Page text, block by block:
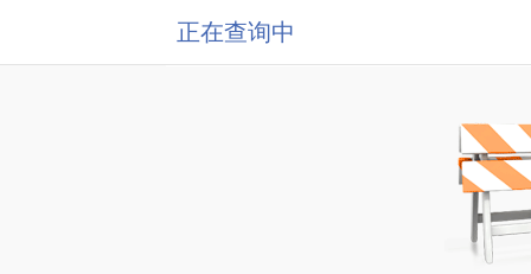
正在查询中